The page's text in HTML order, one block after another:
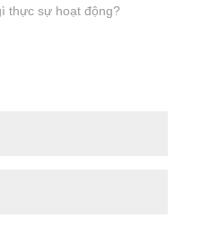
thực sự hoạt động?